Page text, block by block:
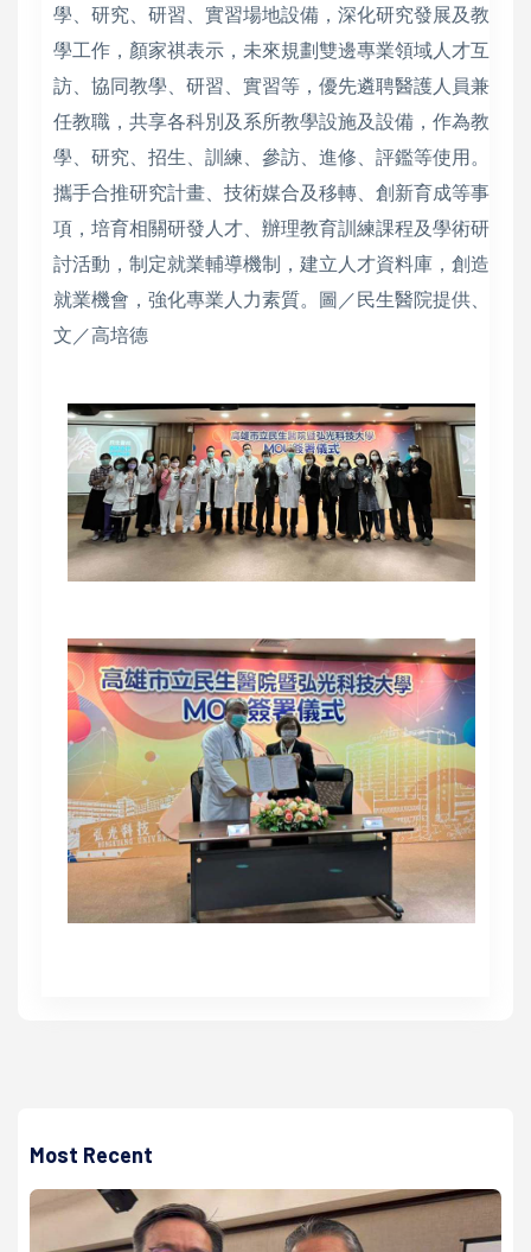
學、研究、研習、實習場地設備，深化研究發展及教
學工作，顏家祺表示，未來規劃雙邊專業領域人才互
訪、協同教學、研習、實習等，優先遴聘醫護人員兼
任教職，共享各科別及系所教學設施及設備，作為教
學、研究、招生、訓練、參訪、進修、評鑑等使用。
攜手合推研究計畫、技術媒合及移轉、創新育成等事
項，培育相關研發人才、辦理教育訓練課程及學術研
討活動，制定就業輔導機制，建立人才資料庫，創造
就業機會，強化專業人力素質。圖／民生醫院提供、
文／高培德
Most Recent